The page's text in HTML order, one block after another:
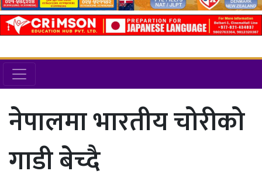
नेपालमा भारतीय चोरीको
गाडी बेच्दै